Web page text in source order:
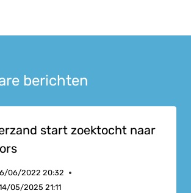
berichten
start zoektocht naar
06/2022 20:32
05/2025 21:11